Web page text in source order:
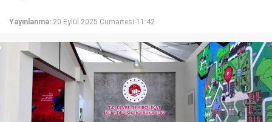
Yayınlanma: 20 Eylül 2025 Cumartesi 11:42